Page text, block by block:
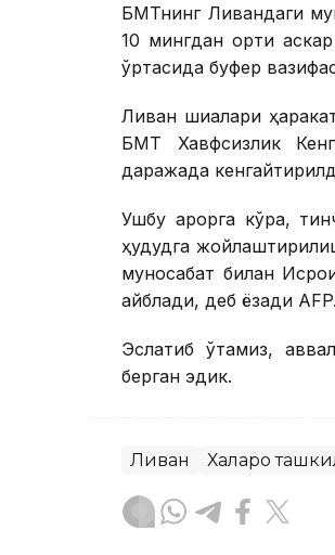
БМТнинг Ливандаги
10 мингдан ортиқ
ўртасида буфер
Ливан шиалари
БМТ Хавфсизлик
даражада
Ушбу қарорга кўра,
ҳудудга
муносабат билан
айблади, деб ёзади АFP.
Эслатиб ўтамиз,
берган эдик.
Ливан Халқаро